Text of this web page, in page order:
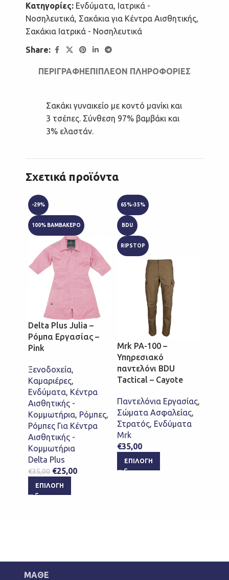
Κατηγορίες: Ενδύματα, Ιατρικά -
Νοσηλευτικά, Σακάκια για Κέντρα Αισθητικής,
Σακάκια Ιατρικά - Νοσηλευτικά
Share:
ΠΕΡΙΓΡΑΦΉΕΠΙΠΛΈΟΝ ΠΛΗΡΟΦΟΡΊΕΣ
Σακάκι γυναικείο με κοντό μανίκι και
3 τσέπες. Σύνθεση 97% βαμβάκι και
3% ελαστάν.
Σχετικά προϊόντα
-29%
100% ΒΑΜΒΑΚΕΡΟ
Delta Plus Julia –
Ρόμπα Εργασίας –
Pink
Ξενοδοχεία,
Καμαριέρες,
Ενδύματα, Κέντρα
Αισθητικής -
Κομμωτήρια, Ρόμπες,
Ρόμπες Για Κέντρα
Αισθητικής -
Κομμωτήρια
Delta Plus
€35,00 €25,00
ΕΠΙΛΟΓΉ
65%-35%
BDU
RIPSTOP
Mrk PA-100 –
Υπηρεσιακό
παντελόνι BDU
Tactical – Cayote
Παντελόνια Εργασίας,
Σώματα Ασφαλείας,
Στρατός, Ενδύματα
Mrk
€35,00
ΕΠΙΛΟΓΉ
ΜΑΘΕ